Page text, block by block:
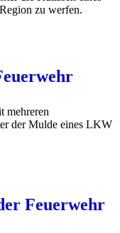
zu werfen.
mehreren
der Mulde eines LKW
Feuerwehr